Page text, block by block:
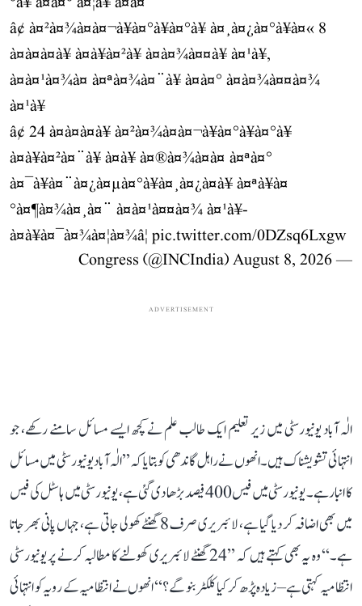
â¢ à¤²à¤¾à¤à¤¬à¥à¤°à¥à¤°à¥ à¤¸à¤¿à¤°à¥à¤« 8
à¤à¤à¤à¥ à¤à¥à¤²à¥ à¤à¤¾à¤¤à¥ à¤¹à¥,
à¤à¤¹à¤¾à¤ à¤ªà¤¾à¤¨à¥ à¤­à¤° à¤à¤¾à¤¤à¤¾
à¤¹à¥
â¢ 24 à¤à¤à¤à¥ à¤²à¤¾à¤à¤¬à¥à¤°à¥à¤°à¥
à¤à¥à¤²à¤¨à¥ à¤à¥ à¤®à¤¾à¤à¤ à¤ªà¤°
à¤¯à¥à¤¨à¤¿à¤µà¤°à¥à¤¸à¤¿à¤à¥ à¤ªà¥à¤
°à¤¶à¤¾à¤¸à¤¨ à¤à¤¹à¤¤à¤¾ à¤¹à¥-
à¤à¥à¤¯à¤¾à¤¦à¤¾â¦ pic.twitter.com/0DZsq6Lxgw
— Congress (@INCIndia)
August 8, 2026
ADVERTISEMENT
الٰہ آباد یونیورسٹی میں زیر تعلیم ایک طالب علم نے کچھ ایسے مسائل سامنے رکھے، جو
انتہائی تشویشناک ہیں۔ انھوں نے راہل گاندھی کو بتایا کہ ’’الٰہ آباد یونیورسٹی میں مسائل
کا انبار ہے۔ یونیورسٹی میں فیس 400 فیصد بڑھا دی گئی ہے، یونیورسٹی میں ہاسٹل کی فیس
میں بھی اضافہ کر دیا گیا ہے، لائبریری صرف 8 گھنٹے کھولی جاتی ہے، جہاں پانی بھر جاتا
ہے۔‘‘ وہ یہ بھی کہتے ہیں کہ ’’24 گھنٹے لائبریری کھولنے کا مطالبہ کرنے پر یونیورسٹی
انتظامیہ کہتی ہے– زیادہ پڑھ کر کیا کلکٹر بنو گے؟‘‘ انھوں نے انتظامیہ کے رویہ کو انتہائی